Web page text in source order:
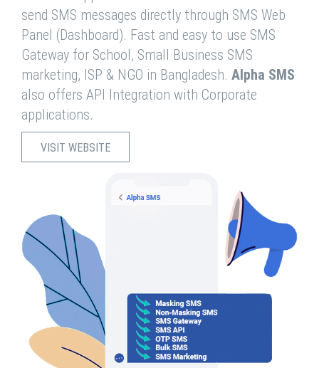
send SMS messages directly through SMS Web
Panel (Dashboard). Fast and easy to use SMS
Gateway for School, Small Business SMS
marketing, ISP & NGO in Bangladesh. Alpha SMS
also offers API Integration with Corporate
applications.
VISIT WEBSITE